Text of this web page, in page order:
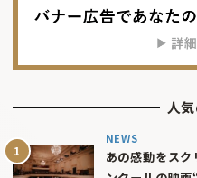
人
NEWS
あの感動をス